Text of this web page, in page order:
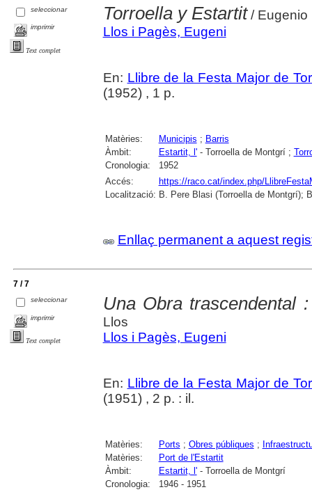
seleccionar
imprimir
Text complet
Torroella y Estartit/ Eugenio
Llos i Pagès, Eugeni
En: Llibre de la Festa Major de
(1952) , 1 p.
Matèries: Municipis ; Barris
Àmbit:
Estartit, l'- Torroella de Montgrí ;
Cronologia:
1952
Accés:
https://raco.cat/index.php/
Localització: B. Pere Blasi (Torroella de Montgrí);
Enllaç permanent a aquest
7 / 7
seleccionar
imprimir
Text complet
Una Obra trascendental
Llos
Llos i Pagès, Eugeni
En: Llibre de la Festa Major de
(1951) , 2 p. : il.
Matèries: Ports ; Obres públiques ;
Matèries:
Port de l'Estartit
Àmbit:
Estartit, l'- Torroella de Montgrí
Cronologia:
1946 - 1951